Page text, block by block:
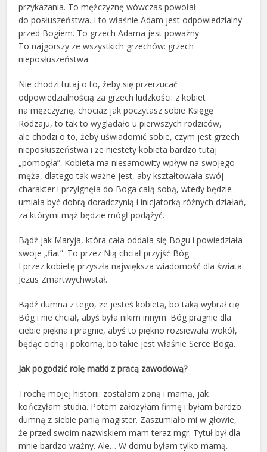
przykazania. To mężczyznę wówczas powołał
do posłuszeństwa. I to właśnie Adam jest odpowiedzialny
przed Bogiem. To grzech Adama jest poważny.
To najgorszy ze wszystkich grzechów: grzech
nieposłuszeństwa.
Nie chodzi tutaj o to, żeby się przerzucać
odpowiedzialnością za grzech ludzkości: z kobiet
na mężczyznę, chociaż jak poczytasz sobie Księgę
Rodzaju, to tak to wyglądało u pierwszych rodziców,
ale chodzi o to, żeby uświadomić sobie, czym jest grzech
nieposłuszeństwa i że niestety kobieta bardzo tutaj
„pomogła”. Kobieta ma niesamowity wpływ na swojego
męża, dlatego tak ważne jest, aby kształtowała swój
charakter i przylgnęła do Boga całą sobą, wtedy będzie
umiała być dobrą doradczynią i inicjatorką różnych działań,
za którymi mąż będzie mógł podążyć.
Bądź jak Maryja, która cała oddała się Bogu i powiedziała
swoje „fiat”. To przez Nią chciał przyjść Bóg.
I przez kobietę przyszła największa wiadomość dla świata:
Jezus Zmartwychwstał.
Bądź dumna z tego, że jesteś kobietą, bo taką wybrał cię
Bóg i nie chciał, abyś była nikim innym. Bóg pragnie dla
ciebie piękna i pragnie, abyś to piękno rozsiewała wokół,
będąc cichą i pokorną, bo takie jest właśnie Serce Boga.
Jak pogodzić rolę matki z pracą zawodową?
Trochę mojej historii: zostałam żoną i mamą, jak
kończyłam studia. Potem założyłam firmę i byłam bardzo
dumną z siebie panią magister. Zaszumiało mi w głowie,
że przed swoim nazwiskiem mam teraz mgr. Tytuł był dla
mnie bardzo ważny. Ale… W domu byłam tylko mamą.